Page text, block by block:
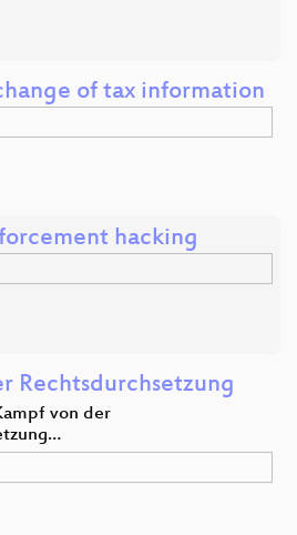
of tax information
hacking
Rechtsdurchsetzung
von der